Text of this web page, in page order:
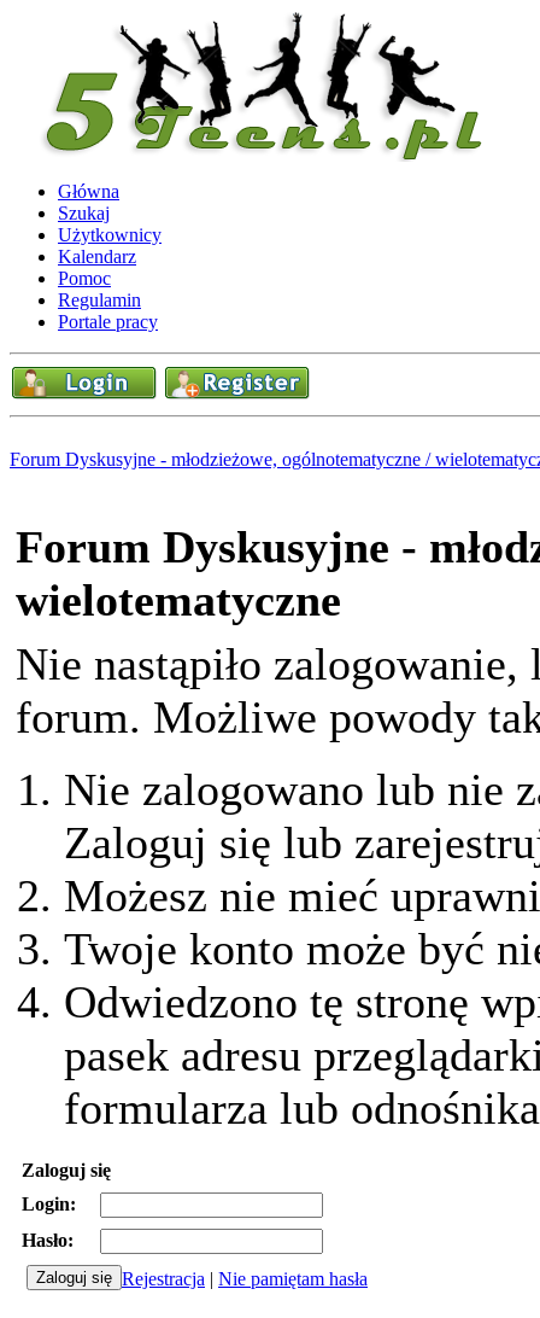
Główna
Szukaj
Użytkownicy
Kalendarz
Pomoc
Regulamin
Portale pracy
Forum Dyskusyjne - młodzieżowe, ogólnotematyczne /
Forum Dyskusyjne -
wielotematyczne
Nie nastąpiło
forum. Możliwe powody
Nie zalogowano lub nie
Zaloguj się lub
Możesz nie mieć
Twoje konto może być
Odwiedzono tę stronę
pasek adresu
formularza lub
Zaloguj się
Login:
Hasło:
Rejestracja | Nie pamiętam hasła